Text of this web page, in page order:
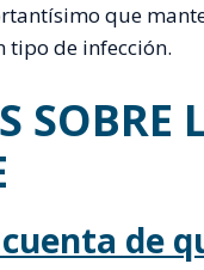
que
tipo de infección.
de